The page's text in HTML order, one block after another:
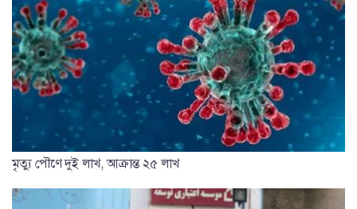
মৃত্যু পৌণে দুই লাখ, আক্রান্ত ২৫ লাখ